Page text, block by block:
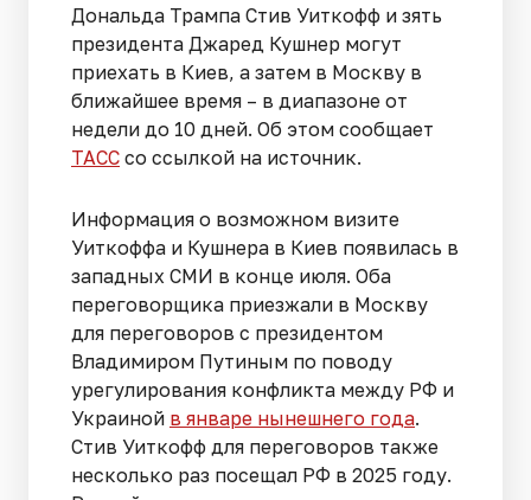
Дональда Трампа Стив Уиткофф и зять
президента Джаред Кушнер могут
приехать в Киев, а затем в Москву в
ближайшее время – в диапазоне от
недели до 10 дней. Об этом сообщает
ТАСС со ссылкой на источник.
Информация о возможном визите
Уиткоффа и Кушнера в Киев появилась в
западных СМИ в конце июля. Оба
переговорщика приезжали в Москву
для переговоров с президентом
Владимиром Путиным по поводу
урегулирования конфликта между РФ и
Украиной в январе нынешнего года.
Стив Уиткофф для переговоров также
несколько раз посещал РФ в 2025 году.